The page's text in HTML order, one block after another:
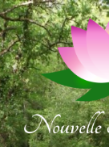
Aller
au
contenu
principal